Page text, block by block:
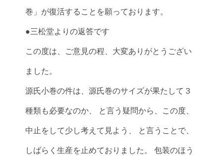
巻」が復活することを願っております。
●三松堂よりの返答です
この度は、ご意見の程、大変ありがとうござい
ました。
源氏小巻の件は、源氏巻のサイズが果たして３
種類も必要なのか、 と言う疑問から、この度、
中止をして少し考えて見よう、 と言うことで、
しばらく生産を止めておりました。 包装のほう